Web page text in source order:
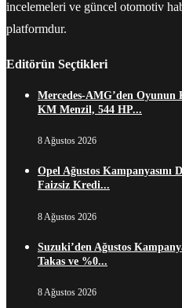
incelemeleri ve güncel otomotiv
platformdur.
Editörün Seçtikleri
Mercedes-AMG’den Oyunun
KM Menzil, 544 HP...
8 Ağustos 2026
Opel Ağustos
Faizsiz Kredi...
8 Ağustos 2026
Suzuki’den Ağustos
Takas ve %0...
8 Ağustos 2026